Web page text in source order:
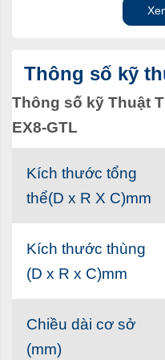
Thùng lửng
Vách trong: tôn kẽm dày
Biên thùng: sắt chấn định
Thông số kỹ
Thông số kỹ Thuật
EX8-GTL
Kích thước tổng
thể(D x R X C)mm
Kích thước thùng
(D x R x C)mm
Chiều dài cơ sở
(mm)